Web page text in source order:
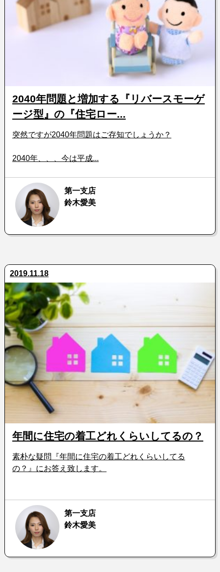
2040年問題と増加する『リバースモーゲ
ージ型』の『住宅ロー...
突然ですが2040年問題はご存知でしょうか？
2040年、、、今は平成...
第一支店
鈴木愛美
2019.11.18
年間に住宅の着工どれくらいしてるの？
素朴な疑問『年間に住宅の着工どれくらいしてる
の？』にお答え致します。
第一支店
鈴木愛美